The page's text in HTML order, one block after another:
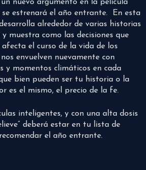
nuevo argumento en la película
se estrenará el año entrante. En esta
alrededor de varias historias
muestra como las decisiones que
el curso de la vida de los
envuelven nuevamente con
y momentos climáticos en cada
bien pueden ser tu historia o la
es el mismo, el precio de la fe.
inteligentes, y con una alta dosis
deberá estar en tu lista de
el año entrante.